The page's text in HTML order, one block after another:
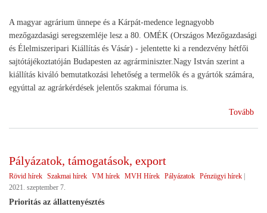
A magyar agrárium ünnepe és a Kárpát-medence legnagyobb
mezőgazdasági seregszemléje lesz a 80. OMÉK (Országos Mezőgazdasági
és Élelmiszeripari Kiállítás és Vásár) - jelentette ki a rendezvény hétfői
sajtótájékoztatóján Budapesten az agrárminiszter.Nagy István szerint a
kiállítás kiváló bemutatkozási lehetőség a termelők és a gyártók számára,
egyúttal az agrárkérdések jelentős szakmai fóruma is.
Tovább
Pályázatok, támogatások, export
Rövid hírek Szakmai hírek VM hírek MVH Hírek Pályázatok Pénzügyi hírek |
2021. szeptember 7.
Prioritás az állattenyésztés